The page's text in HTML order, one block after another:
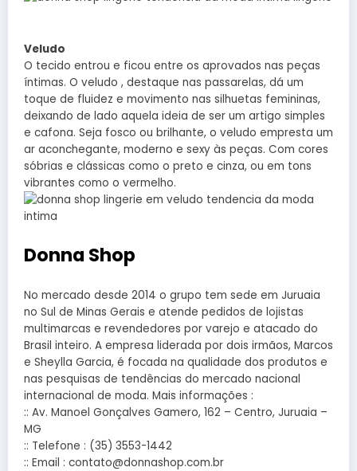
Veludo
O tecido entrou e ficou entre os aprovados nas peças
íntimas. O veludo , destaque nas passarelas, dá um
toque de fluidez e movimento nas silhuetas femininas,
deixando de lado aquela ideia de ser um artigo simples
e cafona. Seja fosco ou brilhante, o veludo empresta um
ar aconchegante, moderno e sexy às peças. Com cores
sóbrias e clássicas como o preto e cinza, ou em tons
vibrantes como o vermelho.
Donna Shop
No mercado desde 2014 o grupo tem sede em Juruaia
no Sul de Minas Gerais e atende pedidos de lojistas
multimarcas e revendedores por varejo e atacado do
Brasil inteiro. A empresa liderada por dois irmãos, Marcos
e Sheylla Garcia, é focada na qualidade dos produtos e
nas pesquisas de tendências do mercado nacional
internacional de moda. Mais informações :
:: Av. Manoel Gonçalves Gamero, 162 – Centro, Juruaia –
MG
:: Telefone : (35) 3553-1442
:: Email : contato@donnashop.com.br